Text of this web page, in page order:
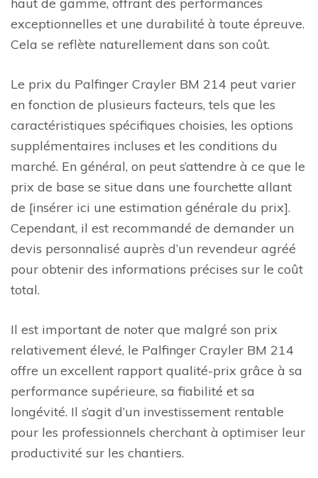
haut de gamme, offrant des performances
exceptionnelles et une durabilité à toute épreuve.
Cela se reflète naturellement dans son coût.
Le prix du Palfinger Crayler BM 214 peut varier
en fonction de plusieurs facteurs, tels que les
caractéristiques spécifiques choisies, les options
supplémentaires incluses et les conditions du
marché. En général, on peut s’attendre à ce que le
prix de base se situe dans une fourchette allant
de [insérer ici une estimation générale du prix].
Cependant, il est recommandé de demander un
devis personnalisé auprès d’un revendeur agréé
pour obtenir des informations précises sur le coût
total.
Il est important de noter que malgré son prix
relativement élevé, le Palfinger Crayler BM 214
offre un excellent rapport qualité-prix grâce à sa
performance supérieure, sa fiabilité et sa
longévité. Il s’agit d’un investissement rentable
pour les professionnels cherchant à optimiser leur
productivité sur les chantiers.